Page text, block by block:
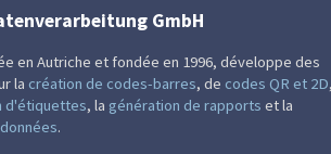
GmbH
en Autriche et fondée en 1996, développe des
la création de codes-barres, de codes QR et 2D,
d'étiquettes, la génération de rapports et la
.